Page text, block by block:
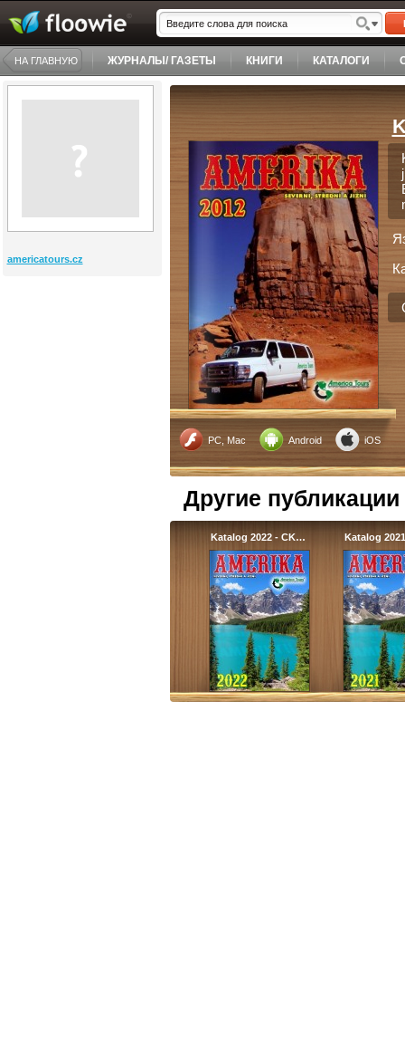
НА ГЛАВНУЮ ЖУРНАЛЫ/ ГАЗЕТЫ КНИГИ КАТАЛОГИ
americatours.cz
PC, Mac Android iOS
Другие публикации
Katalog 2022 - CK… Katalog